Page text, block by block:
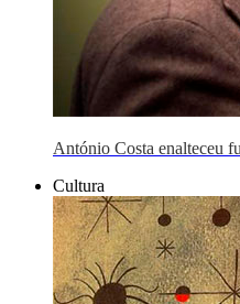
António Costa enalteceu
Cultura